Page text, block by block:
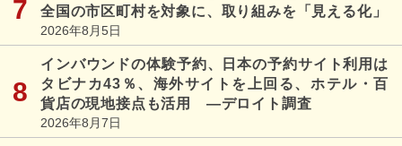
全国の市区町村を対象に、取り組みを「見える化」
2026年8月5日
インバウンドの体験予約、日本の予約サイト利用は
タビナカ43％、海外サイトを上回る、ホテル・百
貨店の現地接点も活用 ―デロイト調査
2026年8月7日